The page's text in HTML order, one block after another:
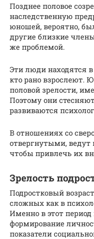
Позднее половое
наследственную
юношей, вероятно,
другие близкие
же проблемой.
Эти люди находятся
кто рано взрослеют.
половой зрелости,
Поэтому они
развиваются
В отношениях со
отвергнутыми,
чтобы привлечь их
Зрелость
Подростковый
сложных как в
Именно в этот период
формирование
показатели